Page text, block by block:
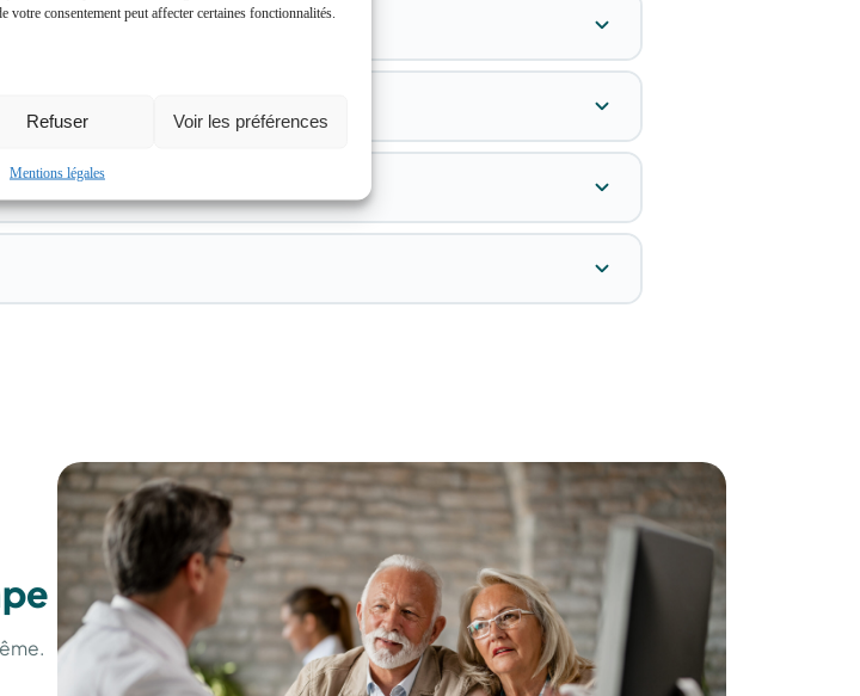
votre consentement peut affecter certaines fonctionnalités.
Refuser Voir les préférences
Mentions légales